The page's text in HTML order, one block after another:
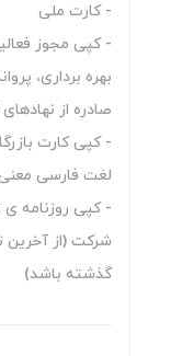
- کارت ملی
- کپی مجوز
بهره برداری،
صادره از
- کپی کارت
لغت فارسی
- کپی روزنامه
شرکت (از آخرین
گذشته باشد)